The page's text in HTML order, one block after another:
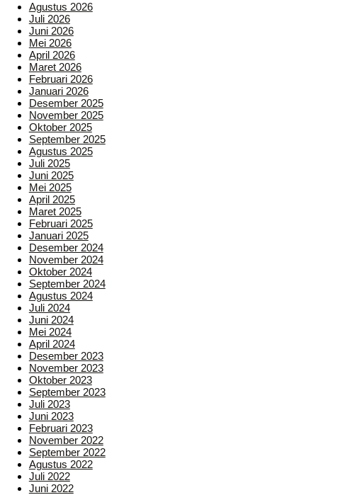
Agustus 2026
Juli 2026
Juni 2026
Mei 2026
April 2026
Maret 2026
Februari 2026
Januari 2026
Desember 2025
November 2025
Oktober 2025
September 2025
Agustus 2025
Juli 2025
Juni 2025
Mei 2025
April 2025
Maret 2025
Februari 2025
Januari 2025
Desember 2024
November 2024
Oktober 2024
September 2024
Agustus 2024
Juli 2024
Juni 2024
Mei 2024
April 2024
Desember 2023
November 2023
Oktober 2023
September 2023
Juli 2023
Juni 2023
Februari 2023
November 2022
September 2022
Agustus 2022
Juli 2022
Juni 2022